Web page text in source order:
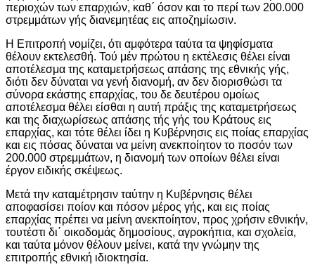
περιοχών των επαρχιών, καθ΄ όσον και το περί των 200.000
στρεμμάτων γής διανεμητέας εις αποζημίωσιν.
Η Επιτροπή νομίζει, ότι αμφότερα ταύτα τα ψηφίσματα
θέλουν εκτελεσθή. Τού μέν πρώτου η εκτέλεσις θέλει είναι
αποτέλεσμα της καταμετρήσεως απάσης της εθνικής γής,
διότι δεν δύναται να γενή διανομή, αν δεν διορισθώσι τα
σύνορα εκάστης επαρχίας, του δε δευτέρου ομοίως
αποτέλεσμα θέλει είσθαι η αυτή πράξις της καταμετρήσεως
και της διαχωρίσεως απάσης τής γής του Κράτους εις
επαρχίας, και τότε θέλει ίδει η Κυβέρνησις εις ποίας επαρχίας
και εις πόσας δύναται να μείνη ανεκποίητον το ποσόν των
200.000 στρεμμάτων, η διανομή των οποίων θέλει είναι
έργον ειδικής σκέψεως.
Μετά την καταμέτρησιν ταύτην η Κυβέρνησις θέλει
αποφασίσει ποίον και πόσον μέρος γής, και εις ποίας
επαρχίας πρέπει να μείνη ανεκποίητον, προς χρήσιν εθνικήν,
τουτέστι δι΄ οικοδομάς δημοσίους, αγροκήπια, και σχολεία,
και ταύτα μόνον θέλουν μείνει, κατά την γνώμην της
επιτροπής εθνική ιδιοκτησία.